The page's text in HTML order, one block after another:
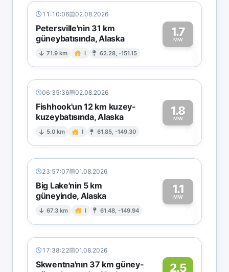
11:10:06 02.08.2026
Petersville'nin 31 km
güneybatısında, Alaska
71.9 km I 62.28, -151.15
1.7
MW1
06:35:36 02.08.2026
Fishhook'un 12 km kuzey-
kuzeybatısında, Alaska
5.0 km I 61.85, -149.30
1.8
MW1
23:57:07 01.08.2026
Big Lake'nin 5 km
güneyinde, Alaska
67.3 km I 61.48, -149.94
1.1
MW1
17:38:22 01.08.2026
Skwentna'nın 37 km güney-
2.5